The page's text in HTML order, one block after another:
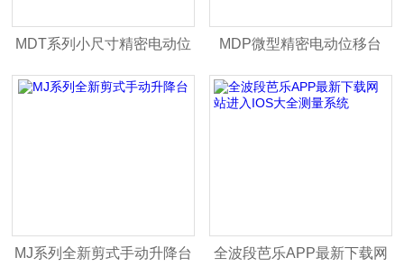
MDT系列小尺寸精密电动位
移台
MDP微型精密电动位移台
MJ系列全新剪式手动升降台 全波段芭乐APP最新下载网